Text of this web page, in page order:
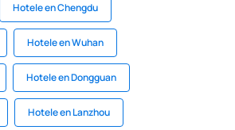
Hotele en Chengdu
Hotele en Wuhan
Hotele en Dongguan
Hotele en Lanzhou